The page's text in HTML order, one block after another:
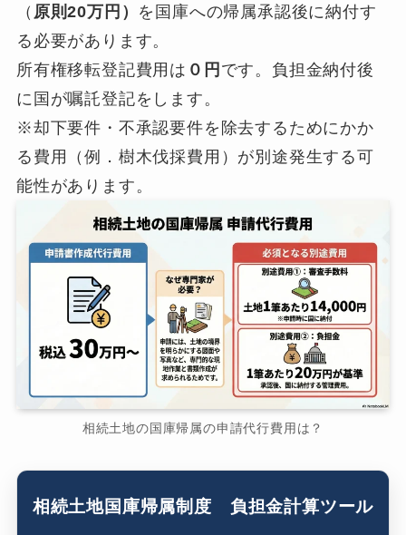
（ 原則20万円） を国庫への帰属承認後に納付す
る必要があります。
所有権移転登記費用は ０円 です。負担金納付後
に国が嘱託登記をします。
※却下要件・不承認要件を除去するためにかか
る費用（例．樹木伐採費用）が別途発生する可
能性があります。
相続土地の国庫帰属の申請代行費用は？
相続土地国庫帰属制度 負担金計算ツール